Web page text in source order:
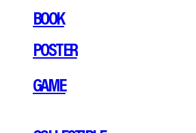
BOOK
POSTER
GAME